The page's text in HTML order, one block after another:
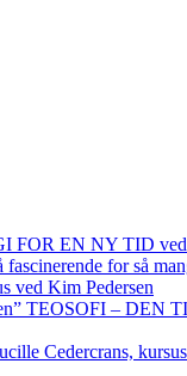
FOR EN NY TID ved
for så
Kim Pedersen
TEOSOFI – DEN
Cedercrans,